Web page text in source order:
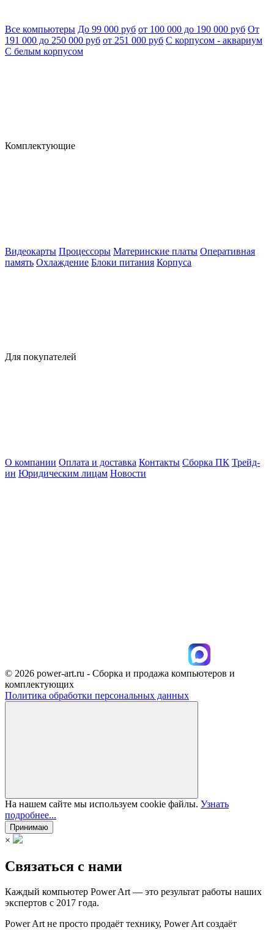
Все компьютеры До 99 000 руб от 100 000 до 190 000 руб От
191 000 до 250 000 руб от 251 000 руб С корпусом - аквариум
С белым корпусом
Комплектующие
Видеокарты Процессоры Материнские платы Оперативная
память Охлаждение Блоки питания Корпуса
Для покупателей
О компании Оплата и доставка Контакты Сборка ПК Трейд-
ин Юридическим лицам Новости
© 2026 power-art.ru - Сборка и продажа компьютеров и
комплектующих
Политика обработки персональных данных
На нашем сайте мы используем cookie файлы. Узнать
подробнее...
Принимаю
×
Связаться с нами
Каждый компьютер Power Art — это результат работы наших
экспертов с 2017 года.
Power Art не просто продаёт технику, Power Art создаёт